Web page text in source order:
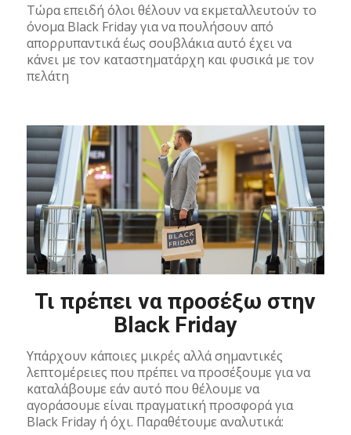
Τώρα επειδή όλοι θέλουν να εκμεταλλευτούν το
όνομα Black Friday για να πουλήσουν από
απορρυπαντικά έως σουβλάκια αυτό έχει να
κάνει με τον καταστηματάρχη και φυσικά με τον
πελάτη
Τι πρέπει να προσέξω στην
Black Friday
Υπάρχουν κάποιες μικρές αλλά σημαντικές
λεπτομέρειες που πρέπει να προσέξουμε για να
καταλάβουμε εάν αυτό που θέλουμε να
αγοράσουμε είναι πραγματική προσφορά για
Black Friday ή όχι. Παραθέτουμε αναλυτικά: